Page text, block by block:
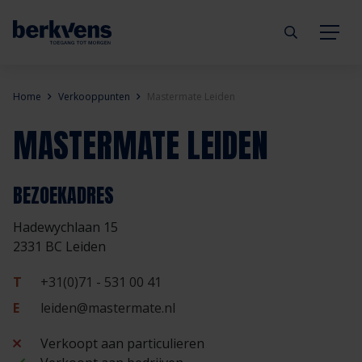
Deuren
Hang- & sluitwerk
Diensten
Eengezinswoning
Utiliteitsgebouw
Prefab woning
Aannemer
Projectontwikkelaar
Handelspartner
Inbraakwerend
Geluidwerend
Rookwerend
mijndeur.nl
Inspiratie
Verkooppunten
Blog
Duurzaamheid
GND Garantiedeuren
Home Verkooppunten Mastermate Leiden
MASTERMATE LEIDEN
BEZOEKADRES
Hadewychlaan 15
2331 BC Leiden
T
+31(0)71 - 531 00 41
E
leiden@mastermate.nl
Verkoopt aan particulieren